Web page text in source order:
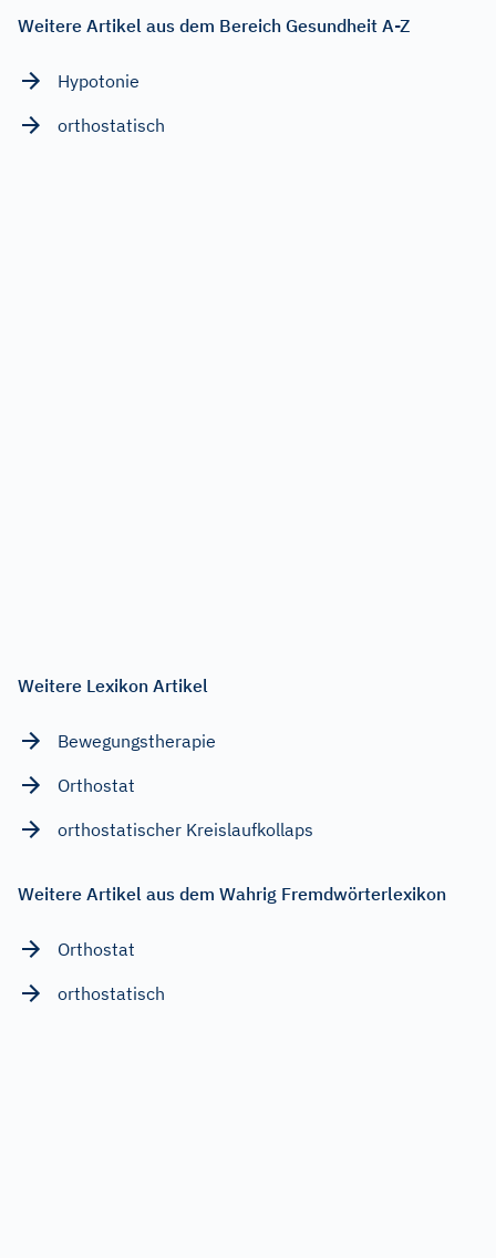
Weitere Artikel aus dem Bereich Gesundheit A-Z
Hypotonie
orthostatisch
Weitere Lexikon Artikel
Bewegungstherapie
Orthostat
orthostatischer Kreislaufkollaps
Weitere Artikel aus dem Wahrig Fremdwörterlexikon
Orthostat
orthostatisch